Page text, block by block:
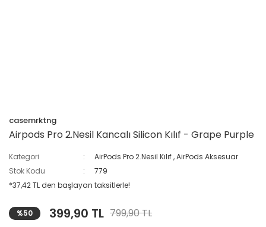
casemrktng
Airpods Pro 2.Nesil Kancalı Silicon Kılıf - Grape Purple
Kategori AirPods Pro 2.Nesil Kılıf,AirPods Aksesuar
Stok Kodu
779
*37,42 TL den başlayan taksitlerle!
%50 399,90 TL 799,90 TL